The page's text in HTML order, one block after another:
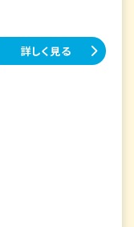
詳しく見る